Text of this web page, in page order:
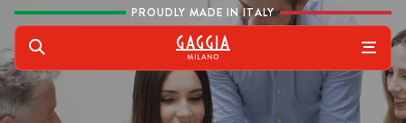
Vai al contenuto PROUDLY MADE IN ITALY
Gaggia